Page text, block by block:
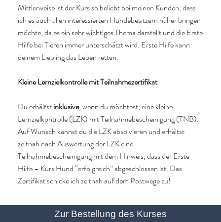
Mittlerweise ist der Kurs so beliebt bei meinen Kunden, dass
ich es auch allen interessierten Hundebesitzern näher bringen
möchte, da es ein sehr wichtiges Thema darstellt und die Erste
Hilfe bei Tieren immer unterschätzt wird. Erste Hilfe kann
deinem Liebling das Leben retten.
Kleine Lernzielkontrolle mit Teilnahmezertifikat
Du erhältstinklusive, wenn du möchtest, eine kleine
Lernzielkontrolle (LZK) mit Teilnahmebescheinigung (TNB).
Auf Wunsch kannst du die LZK absolvieren und erhältst
zeitnah nach Auswertung der LZK eine
Teilnahmebescheinigung mit dem Hinweis, dass der Erste –
Hilfe – Kurs Hund “erfolgreich” abgeschlossen ist. Das
Zertifikat schicke ich zeitnah auf dem Postwege zu!
Zur Bestellung des Kurses